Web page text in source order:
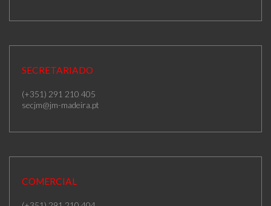
SECRETARIADO
(+351) 291 210 405
secjm@jm-madeira.pt
COMERCIAL